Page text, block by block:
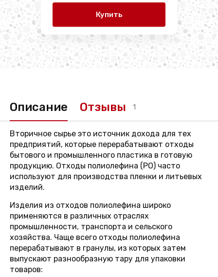
Купить
Описание Отзывы 1
Вторичное сырье это источник дохода для тех
предприятий, которые перерабатывают отходы
бытового и промышленного пластика в готовую
продукцию. Отходы полиолефина (PO) часто
используют для производства пленки и литьевых
изделий.
Изделия из отходов полиолефина широко
применяются в различных отраслях
промышленности, транспорта и сельского
хозяйства. Чаще всего отходы полиолефина
перерабатывают в гранулы, из которых затем
выпускают разнообразную тару для упаковки
товаров: